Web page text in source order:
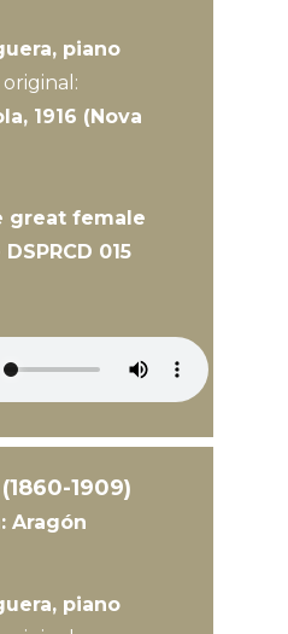
piano
1916 (Nova
great female
015
1909)
Aragón
piano